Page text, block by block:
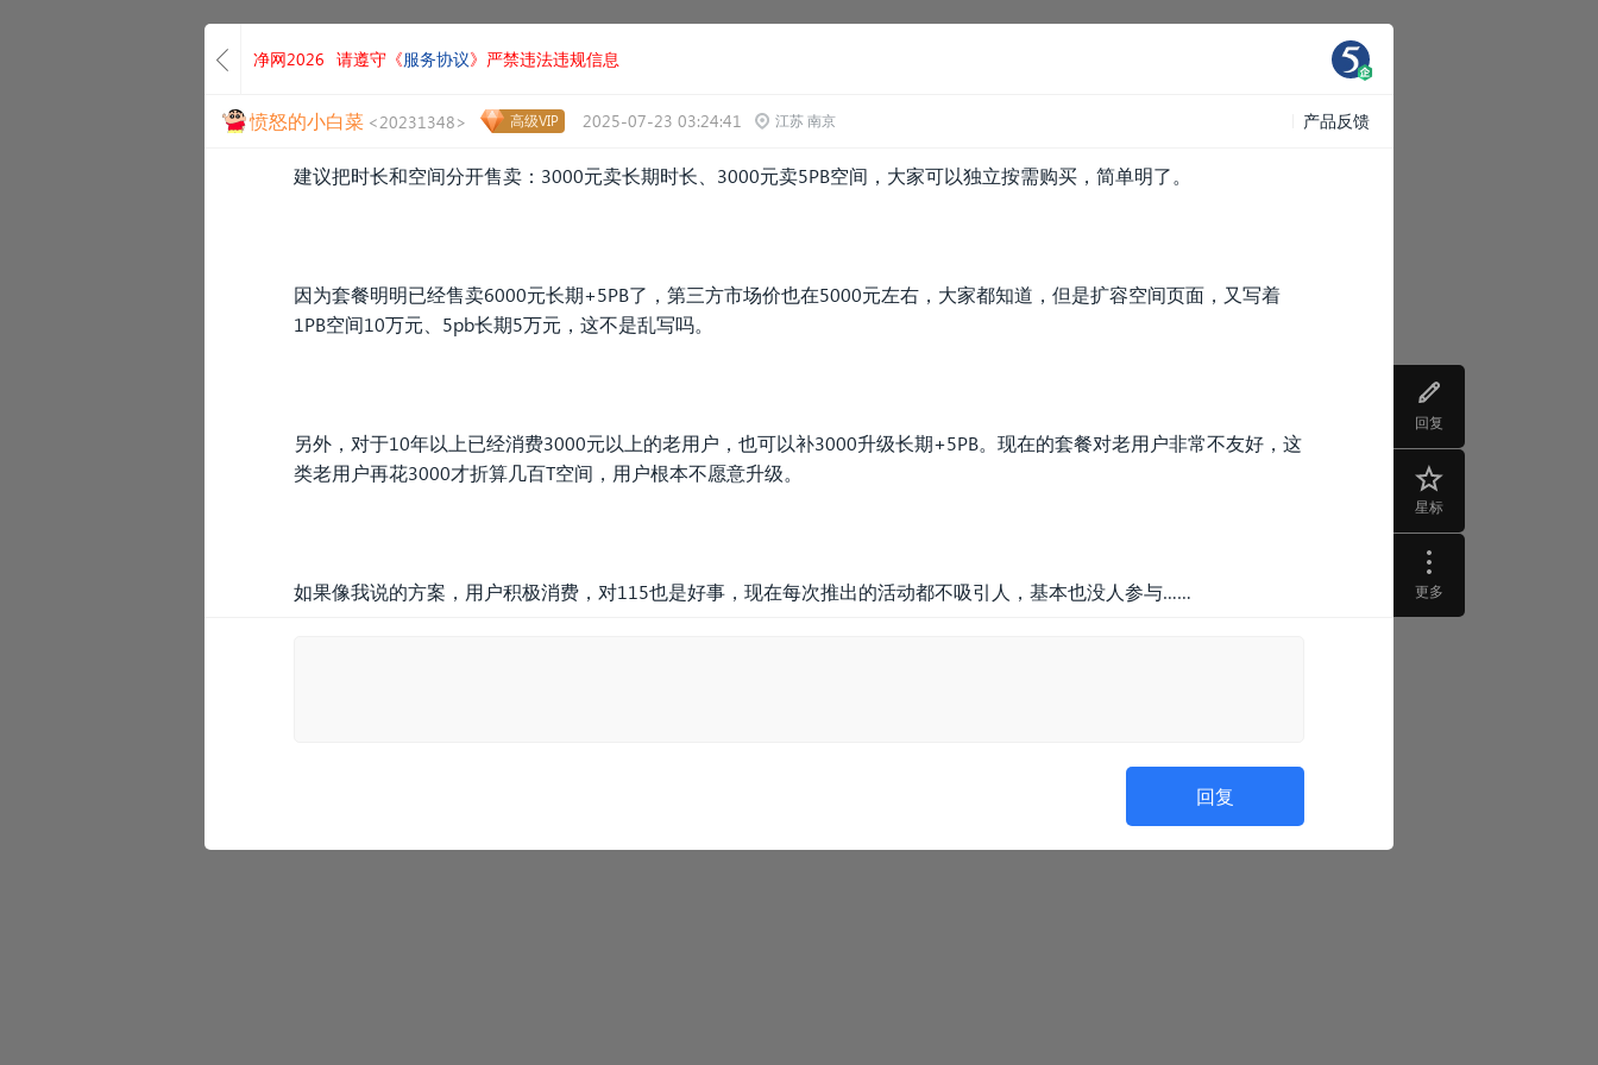
回复
星标
更多
净网2026 请遵守《服务协议》严禁违法违规信息
愤怒的小白菜 <20231348> 高级VIP 2025-07-23 03:24:41 江苏 南京 产品反馈
建议把时长和空间分开售卖：3000元卖长期时长、3000元卖5PB空间，大家可以独立按需购买，简单明了。
因为套餐明明已经售卖6000元长期+5PB了，第三方市场价也在5000元左右，大家都知道，但是扩容空间页面，又写着
1PB空间10万元、5pb长期5万元，这不是乱写吗。
另外，对于10年以上已经消费3000元以上的老用户，也可以补3000升级长期+5PB。现在的套餐对老用户非常不友好，这
类老用户再花3000才折算几百T空间，用户根本不愿意升级。
如果像我说的方案，用户积极消费，对115也是好事，现在每次推出的活动都不吸引人，基本也没人参与……
回复